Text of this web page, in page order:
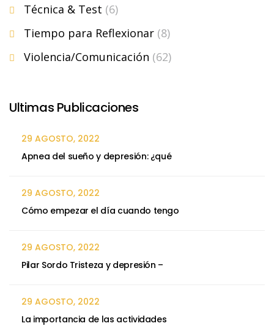
Técnica & Test (6)
Tiempo para Reflexionar (8)
Violencia/Comunicación (62)
Ultimas Publicaciones
29 AGOSTO, 2022
Apnea del sueño y depresión: ¿qué
29 AGOSTO, 2022
Cómo empezar el día cuando tengo
29 AGOSTO, 2022
Pilar Sordo Tristeza y depresión –
29 AGOSTO, 2022
La importancia de las actividades